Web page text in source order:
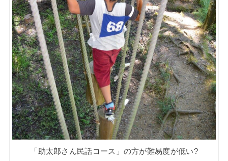
「助太郎さん民話コース」の方が難易度が低い?